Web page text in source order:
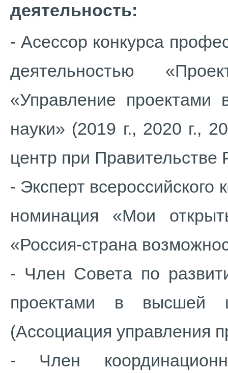
деятельность:
- Асессор конкурса
деятельностью
«Управление проектами
науки» (2019 г., 2020 г.,
центр при
- Эксперт
номинация «Мои
«Россия-страна
- Член Cовета по
проектами в высшей
(Ассоциация управления
- Член